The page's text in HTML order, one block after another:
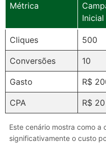
Métrica
Inicial
Cliques 500
Conversões 10
Gasto R$
CPA R$ 20
Este cenário mostra como
significativamente o custo